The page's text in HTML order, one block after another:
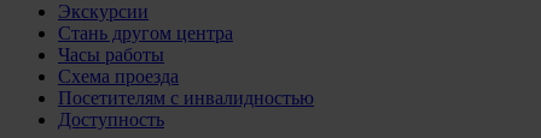
Экскурсии
Стань другом центра
Часы работы
Схема проезда
Посетителям с инвалидностью
Доступность